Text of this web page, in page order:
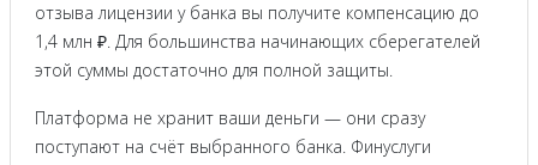
отзыва лицензии у банка вы получите компенсацию до
1,4 млн ₽. Для большинства начинающих сберегателей
этой суммы достаточно для полной защиты.
Платформа не хранит ваши деньги — они сразу
поступают на счёт выбранного банка. Финуслуги